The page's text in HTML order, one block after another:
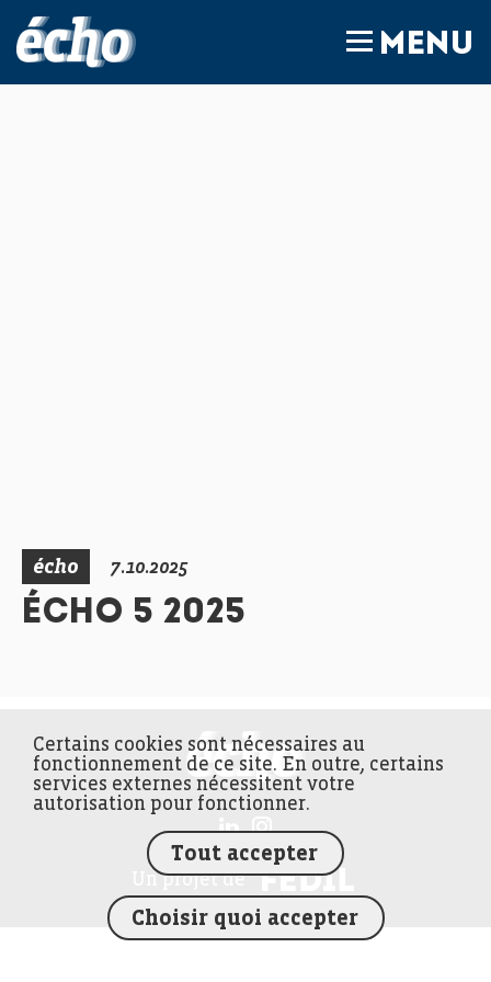
MENU
écho 7.10.2025
ÉCHO 5 2025
FEDIL écho
Un projet de
Certains cookies sont nécessaires au
fonctionnement de ce site. En outre, certains
services externes nécessitent votre
autorisation pour fonctionner.
Tout accepter
Choisir quoi accepter